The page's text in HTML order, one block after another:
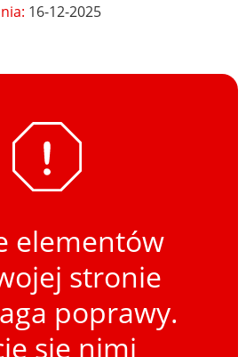
16-12-2025
elementów
stronie
poprawy.
się nimi